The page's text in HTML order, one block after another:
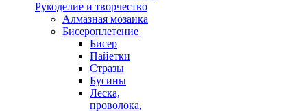
Рукоделие и творчество
Алмазная мозаика
Бисероплетение
Бисер
Пайетки
Стразы
Бусины
Леска,
проволока,